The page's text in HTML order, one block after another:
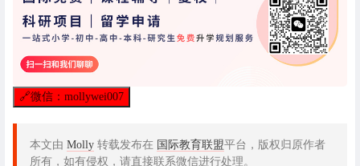
🔗微信：mollywei007
本文由 Molly 转载发布在 国际教育联盟平台，版权归原作者
所有，如有侵权，请直接联系微信进行处理。